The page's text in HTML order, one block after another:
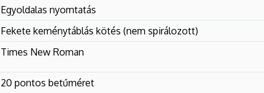
Egyoldalas nyomtatás
Fekete keménytáblás kötés (nem spirálozott)
Times New Roman
20 pontos betűméret